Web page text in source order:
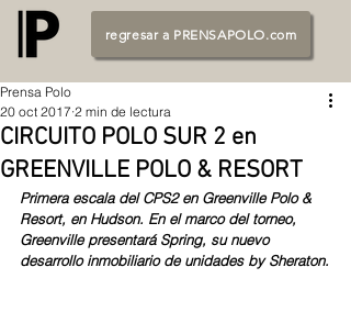
regresar a PRENSAPOLO.com
CIRCUITO POLO SUR 2 en
GREENVILLE POLO & RESORT
Prensa Polo
20 oct 2017 2 min de lectura
Primera escala del CPS2 en Greenville Polo &
Resort, en Hudson. En el marco del torneo,
Greenville presentará Spring, su nuevo
desarrollo inmobiliario de unidades by Sheraton.